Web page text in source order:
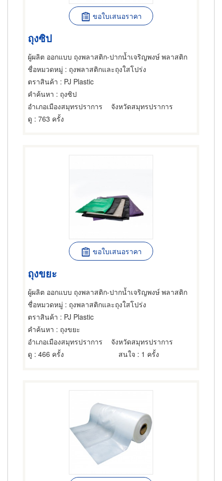
ขอใบเสนอราคา
ถุงซิป
ผู้ผลิต ออกแบบ ถุงพลาสติก-ปากน้ำเจริญพงษ์ พลาสติก
ชื่อหมวดหมู่ : ถุงพลาสติกและถุงใสโปร่ง
ตราสินค้า : PJ Plastic
คำค้นหา : ถุงซิป
อำเภอเมืองสมุทรปราการ
จังหวัดสมุทรปราการ
ดู : 763 ครั้ง
ขอใบเสนอราคา
ถุงขยะ
ผู้ผลิต ออกแบบ ถุงพลาสติก-ปากน้ำเจริญพงษ์ พลาสติก
ชื่อหมวดหมู่ : ถุงพลาสติกและถุงใสโปร่ง
ตราสินค้า : PJ Plastic
คำค้นหา : ถุงขยะ
อำเภอเมืองสมุทรปราการ
จังหวัดสมุทรปราการ
ดู : 466 ครั้ง สนใจ : 1 ครั้ง